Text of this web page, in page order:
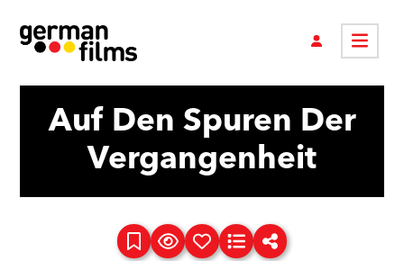
Auf Den Spuren Der
Vergangenheit